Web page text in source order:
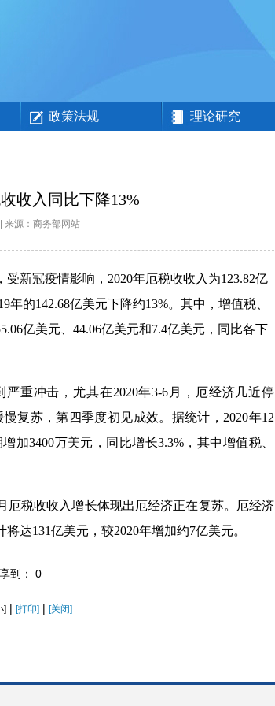
政策法规 理论研究
收入同比下降13%
来源：商务部网站
新冠疫情影响， 2020年厄税收收入为123.82亿
年的142.68亿美元下降约13%。其中，增值税、
亿美元、 44.06亿美元和7.4亿美元，同比各下
严重冲击，尤其在2020年3-6 月，厄经济几近停
复苏，第四季度初见成效。据统计， 2020年12
增加3400万美元，同比增长3.3% ，其中增值税、
厄税收收入增长体现出厄经济正在复苏。厄经济
将达131亿美元，较2020年增加约7亿美元。
到： 0
] | [打印] | [关闭]